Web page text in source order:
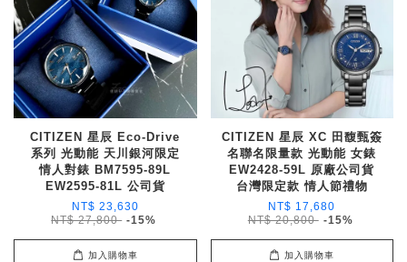
CITIZEN 星辰 Eco-Drive
系列 光動能 天川銀河限定
情人對錶 BM7595-89L
EW2595-81L 公司貨
NT$ 23,630
NT$ 27,800 -15%
加入購物車
CITIZEN 星辰 XC 田馥甄簽
名聯名限量款 光動能 女錶
EW2428-59L 原廠公司貨
台灣限定款 情人節禮物
NT$ 17,680
NT$ 20,800 -15%
加入購物車